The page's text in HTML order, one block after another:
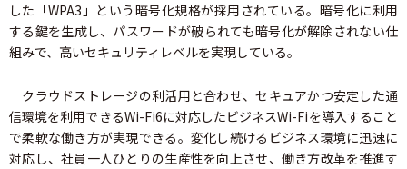
した「WPA3」という暗号化規格が採用されている。暗号化に利用
する鍵を生成し、パスワードが破られても暗号化が解除されない仕
組みで、高いセキュリティレベルを実現している。
クラウドストレージの利活用と合わせ、セキュアかつ安定した通
信環境を利用できるWi-Fi6に対応したビジネスWi-Fiを導入すること
で柔軟な働き方が実現できる。変化し続けるビジネス環境に迅速に
対応し、社員一人ひとりの生産性を向上させ、働き方改革を推進す